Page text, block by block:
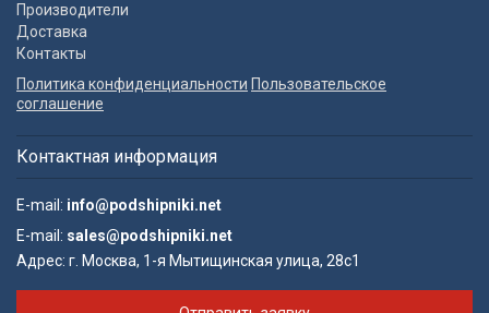
Производители
Доставка
Контакты
Политика конфиденциальности Пользовательское
соглашение
Контактная информация
E-mail: info@podshipniki.net
E-mail: sales@podshipniki.net
Адрес: г. Москва, 1-я Мытищинская улица, 28с1